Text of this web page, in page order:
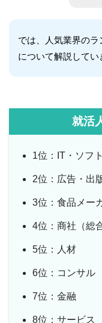
では、人気業界の
について解説してい
就活
1位：IT・ソフ
2位：広告・出
3位：食品メー
4位：商社（総
5位：人材
6位：コンサル
7位：金融
8位：サービス